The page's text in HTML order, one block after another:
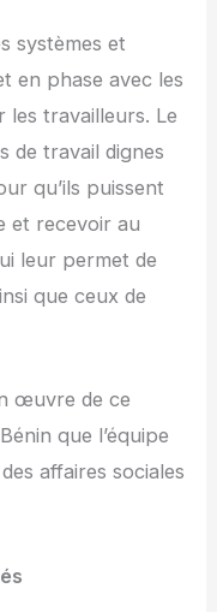
systèmes et
en phase avec les
les travailleurs. Le
de travail dignes
qu’ils puissent
et recevoir au
leur permet de
que ceux de
œuvre de ce
que l’équipe
affaires sociales